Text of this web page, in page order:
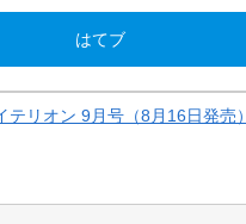
はてブ
テリオン 9月号（8月16日発売）